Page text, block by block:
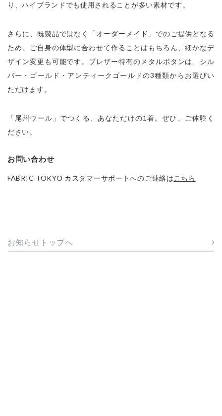
り、ハイブランドでも使用されることが多い素材です。
さらに、既製品ではなく「オーダーメイド」でのご提供となる
ため、ご自身の体型に合わせて作ることはもちろん、細かなデ
ザイン変更も可能です。ブレザー特有のメタルボタンは、シル
バー・ゴールド・アンティークゴールドの3種類からお選びい
ただけます。
「尾州ウール」でつくる、あなただけの1着。ぜひ、ご体験く
ださい。
お問い合わせ
FABRIC TOKYO カスタマーサポートへのご連絡は こちら
お知らせトップへ